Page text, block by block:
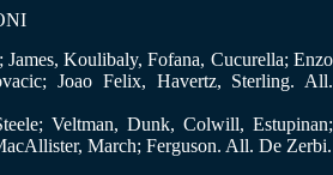
James, Koulibaly, Fofana, Cucurella; Enzo
Joao Felix, Havertz, Sterling. All.
Veltman, Dunk, Colwill, Estupinan;
March; Ferguson. All. De Zerbi.